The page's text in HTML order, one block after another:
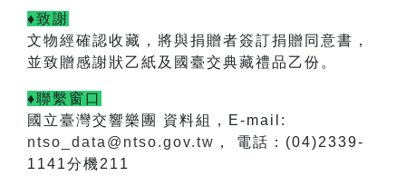
♦致謝
文物經確認收藏，將與捐贈者簽訂捐贈同意書，
並致贈感謝狀乙紙及國臺交典藏禮品乙份。
♦聯繫窗口
國立臺灣交響樂團 資料組，E-mail:
ntso_data@ntso.gov.tw ， 電話：(04)2339-
1141分機211